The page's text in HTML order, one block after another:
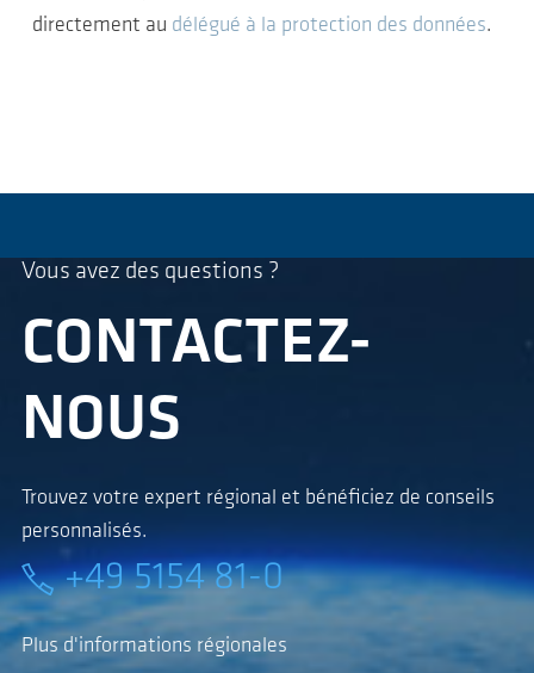
directement au délégué à la protection des données.
Vous avez des questions ?
CONTACTEZ-
NOUS
Trouvez votre expert régional et bénéficiez de conseils
personnalisés.
+49 5154 81-0
Plus d'informations régionales